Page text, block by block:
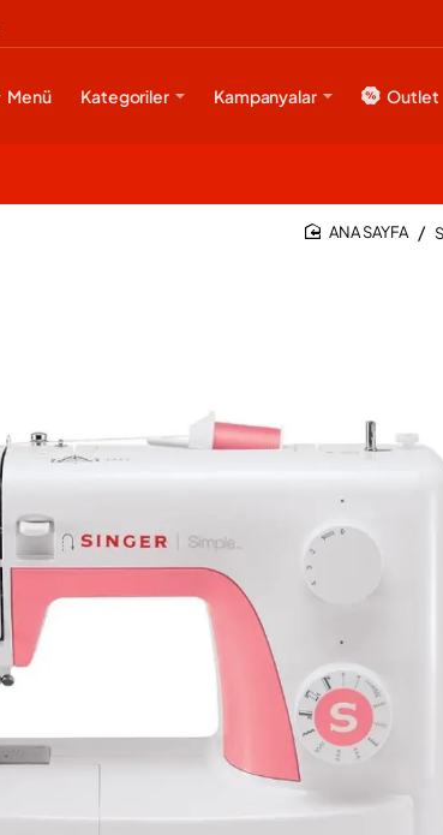
Menü Kategoriler Kampanyalar Outlet